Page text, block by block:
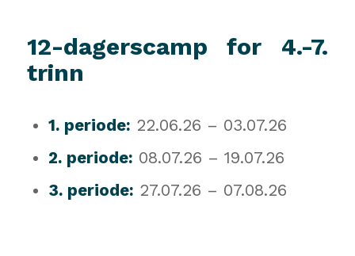
12-dagerscamp for 4.-7.
trinn
1. periode: 22.06.26 – 03.07.26
2. periode: 08.07.26 – 19.07.26
3. periode: 27.07.26 – 07.08.26